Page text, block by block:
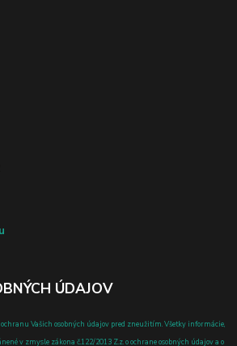
ÚDAJOV
Vašich osobných údajov pred zneužitím. Všetky informácie,
v zmysle zákona č.122/2013 Z.z. o ochrane osobných údajov a o